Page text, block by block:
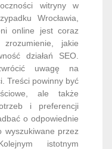
witryny w
Wrocławia,
online jest coraz
jakie
działań SEO.
uwagę na
Treści powinny być
ale także
i preferencji
o odpowiednie
wyszukiwane przez
istotnym